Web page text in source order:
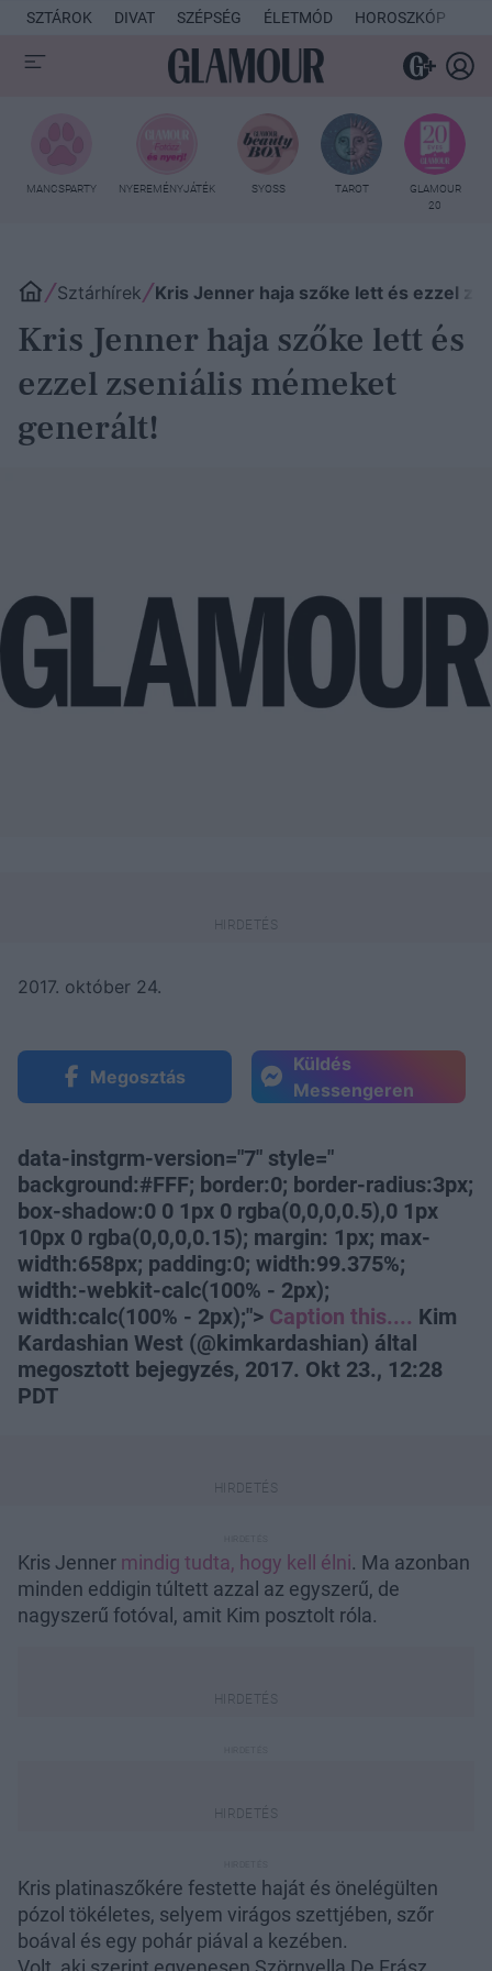
SZTÁROK DIVAT SZÉPSÉG ÉLETMÓD HOROSZKÓP
MANCSPARTY NYEREMÉNYJÁTÉK SYOSS TAROT
GLAMOUR
20
Sztárhírek Kris Jenner haja szőke lett és ezzel
Kris Jenner haja szőke lett és
ezzel zseniális mémeket
generált!
2017. október 24.
Megosztás
Küldés
Messengeren
data-instgrm-version="7" style="
background:#FFF; border:0; border-radius:3px;
box-shadow:0 0 1px 0 rgba(0,0,0,0.5),0 1px
10px 0 rgba(0,0,0,0.15); margin: 1px; max-
width:658px; padding:0; width:99.375%;
width:-webkit-calc(100% - 2px);
width:calc(100% - 2px);"> Caption this.... Kim
Kardashian West (@kimkardashian) által
megosztott bejegyzés, 2017. Okt 23., 12:28
PDT
Kris Jenner mindig tudta, hogy kell élni. Ma azonban
minden eddigin túltett azzal az egyszerű, de
nagyszerű fotóval, amit Kim posztolt róla.
Kris platinaszőkére festette haját és önelégülten
pózol tökéletes, selyem virágos szettjében, szőr
boával és egy pohár piával a kezében.